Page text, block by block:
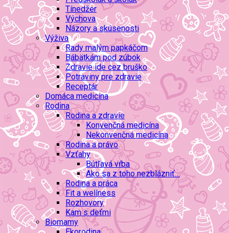
Tínedžer
Výchova
Názory a skúsenosti
Výživa
Rady malým papkáčom
Bábätkám pod zúbok
Zdravie ide cez bruško
Potraviny pre zdravie
Receptár
Domáca medicína
Rodina
Rodina a zdravie
Konvenčná medicína
Nekonvenčná medicína
Rodina a právo
Vzťahy
Bútľavá vŕba
Ako sa z toho nezblázniť…
Rodina a práca
Fit a wellness
Rozhovory
Kam s deťmi
Biomamy